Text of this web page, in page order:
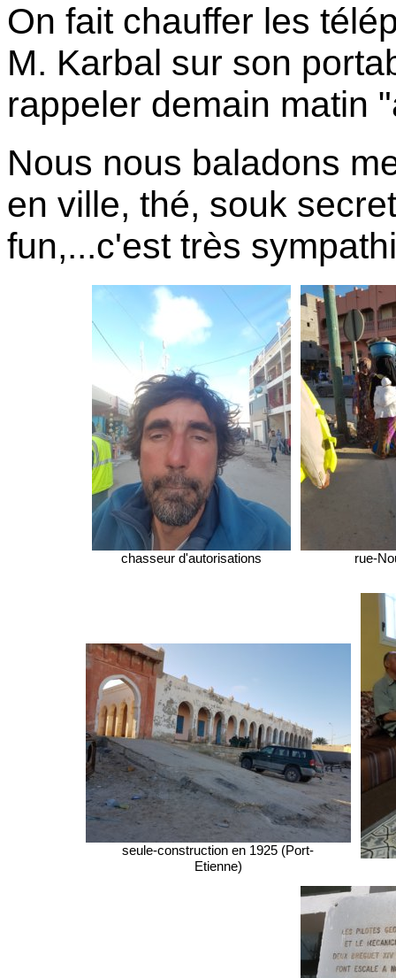
On fait chauffer les
M. Karbal sur son
rappeler demain matin
Nous nous baladons
en ville, thé, souk
fun,...c'est très
chasseur d'autorisations rue-
seule-construction en 1925 (Port-
Etienne)